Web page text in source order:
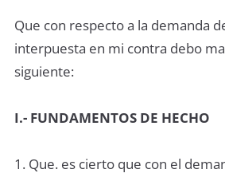
Que con respecto a la demanda
interpuesta en mi contra debo
siguiente:
I.- FUNDAMENTOS DE HECHO
1. Que. es cierto que con el